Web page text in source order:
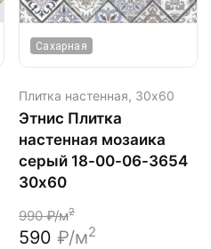
Сахарная
Плитка настенная, 30х60
Этнис Плитка
настенная мозаика
серый 18-00-06-3654
30х60
990₽/м2
590 ₽/м2